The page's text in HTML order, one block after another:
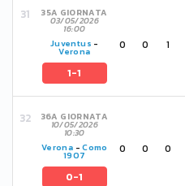
35A GIORNATA
03/05/2026
16:00
Juventus -
Verona
1-1
0 0 1
36A GIORNATA
10/05/2026
10:30
Verona -Como
1907
0-1
0 0 0